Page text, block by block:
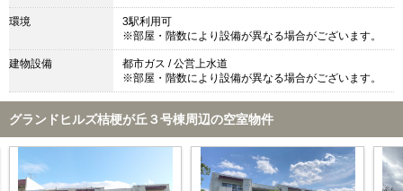
環境
3駅利用可
※部屋・階数により設備が異なる場合がございます。
建物設備
都市ガス / 公営上水道
※部屋・階数により設備が異なる場合がございます。
グランドヒルズ桔梗が丘３号棟周辺の空室物件